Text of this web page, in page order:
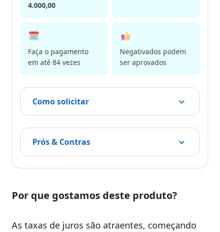
4.000,00
Faça o pagamento
em até 84 vezes
Negativados podem
ser aprovados
Como solicitar
Prós & Contras
Por que gostamos deste produto?
As taxas de juros são atraentes, começando